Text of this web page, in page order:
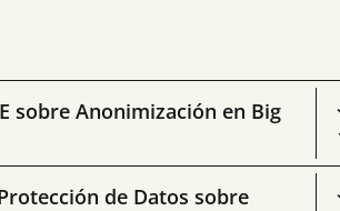
sobre Anonimización en Big
de Datos sobre